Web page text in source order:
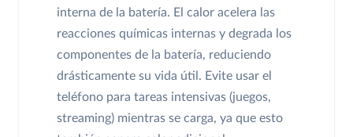
interna de la batería. El calor acelera las
reacciones químicas internas y degrada los
componentes de la batería, reduciendo
drásticamente su vida útil. Evite usar el
teléfono para tareas intensivas (juegos,
streaming) mientras se carga, ya que esto